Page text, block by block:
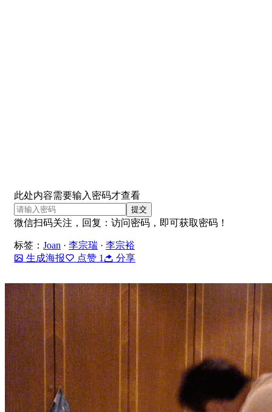
此处内容需要输入密码才查看
请
输
密
码
提交
微信扫码关注，回复： 访问密码 ，即可获取密码！
标签： Joan · 李宗瑞 · 李宗裕
生成海报
点赞 1 分享